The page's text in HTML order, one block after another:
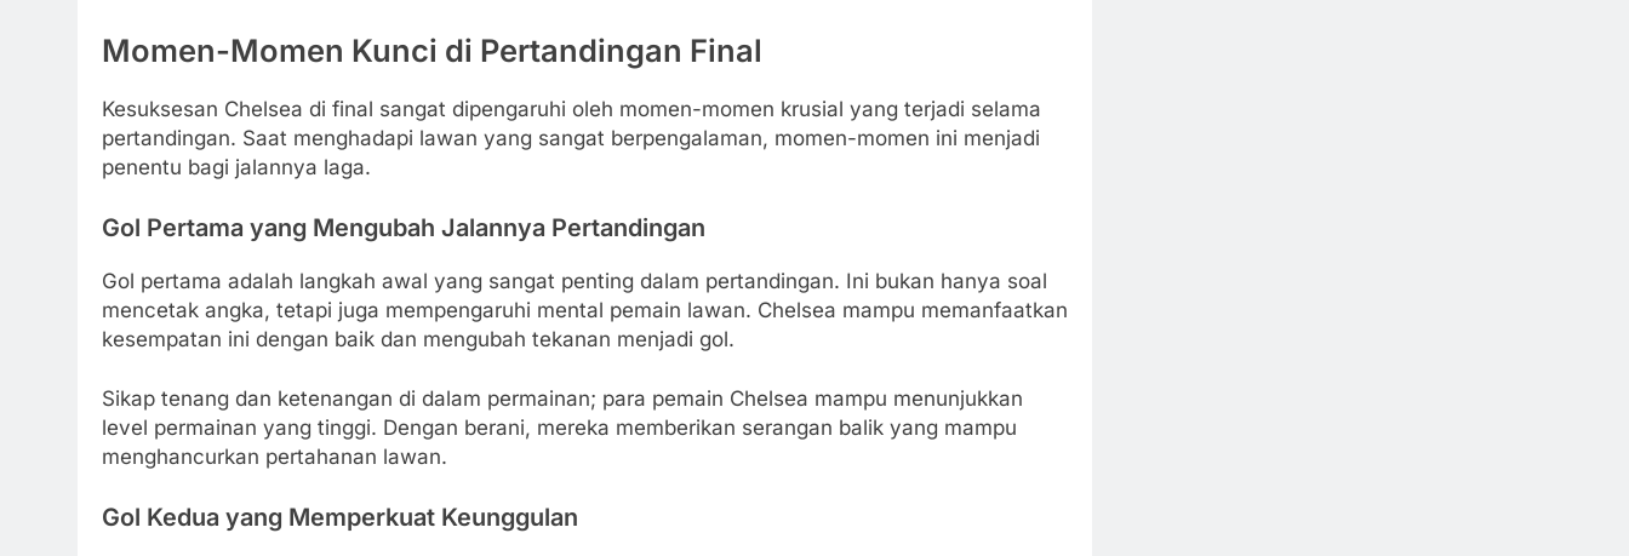
Momen-Momen Kunci di Pertandingan Final
Kesuksesan Chelsea di final sangat dipengaruhi oleh momen-momen krusial yang terjadi selama
pertandingan. Saat menghadapi lawan yang sangat berpengalaman, momen-momen ini menjadi
penentu bagi jalannya laga.
Gol Pertama yang Mengubah Jalannya Pertandingan
Gol pertama adalah langkah awal yang sangat penting dalam pertandingan. Ini bukan hanya soal
mencetak angka, tetapi juga mempengaruhi mental pemain lawan. Chelsea mampu memanfaatkan
kesempatan ini dengan baik dan mengubah tekanan menjadi gol.
Sikap tenang dan ketenangan di dalam permainan; para pemain Chelsea mampu menunjukkan
level permainan yang tinggi. Dengan berani, mereka memberikan serangan balik yang mampu
menghancurkan pertahanan lawan.
Gol Kedua yang Memperkuat Keunggulan